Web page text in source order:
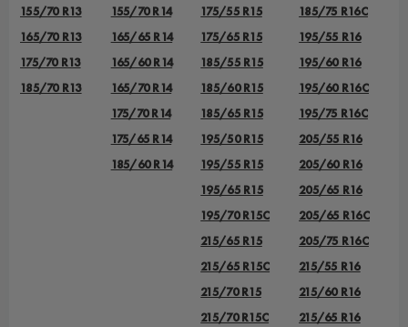
155/70 R13
165/70 R13
175/70 R13
185/70 R13
155/70 R14
165/65 R14
165/60 R14
165/70 R14
175/70 R14
175/65 R14
185/60 R14
175/55 R15
175/65 R15
185/55 R15
185/60 R15
185/65 R15
195/50 R15
195/55 R15
195/65 R15
195/70 R15C
215/65 R15
215/65 R15C
215/70 R15
215/70 R15C
185/75 R16C
195/55 R16
195/60 R16
195/60 R16C
195/75 R16C
205/55 R16
205/60 R16
205/65 R16
205/65 R16C
205/75 R16C
215/55 R16
215/60 R16
215/65 R16